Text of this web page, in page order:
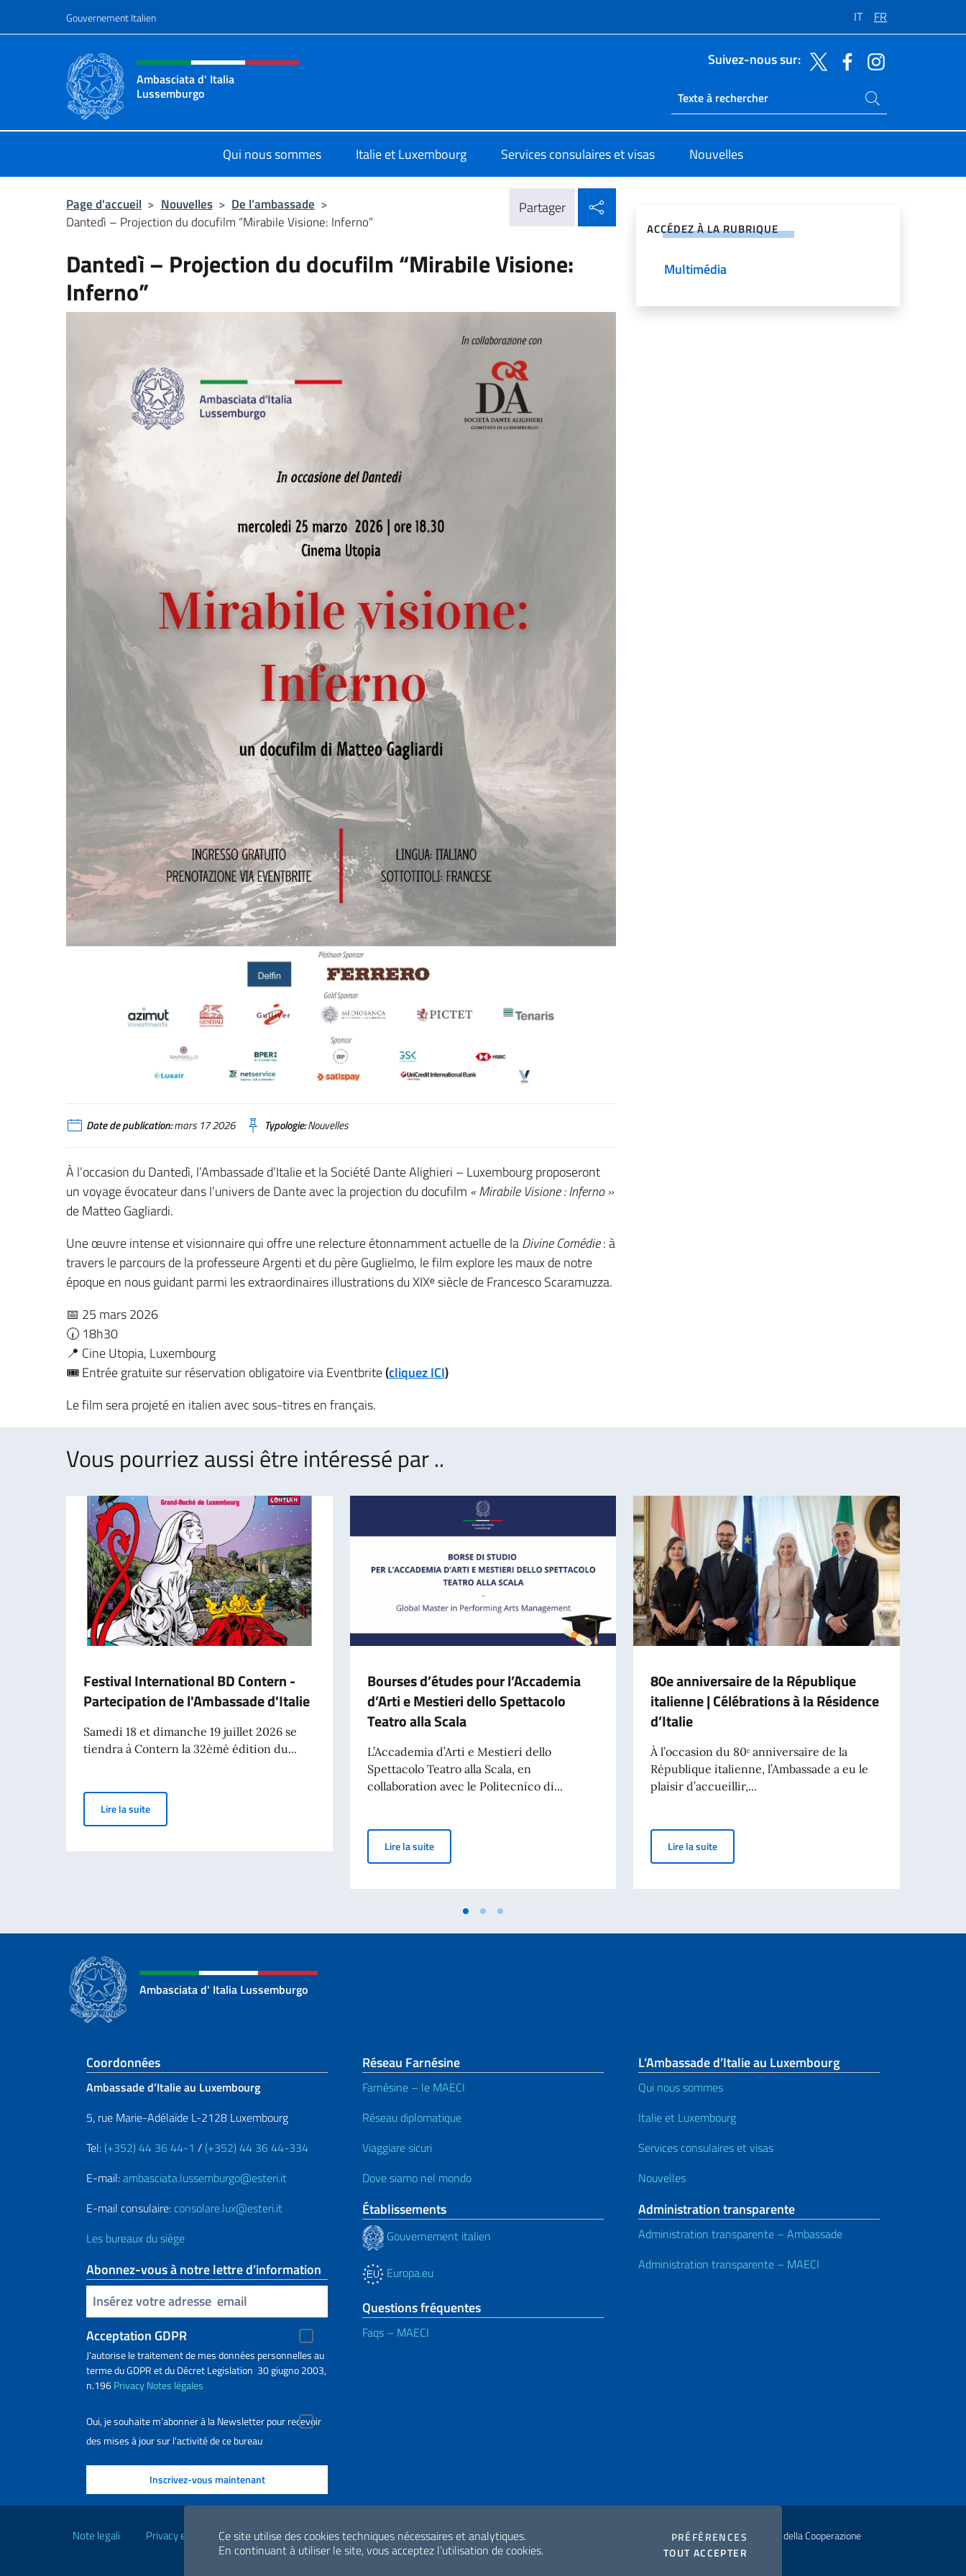
Ce site utilise des cookies techniques nécessaires et analytiques.
En continuant à utiliser le site, vous acceptez l’utilisation de cookies.
PRÉFÉRENCES COOKIES
TOUT ACCEPTER
Gouvernement Italien IT FR
Site Web, social et en-tête de menu
Ambasciata d' Italia
Lussemburgo
Suivez-nous sur:
Ricerca sito live
Rechercher dans le site
Qui nous sommes Italie et Luxembourg Services consulaires et visas Nouvelles
Page d'accueil > Nouvelles > De l’ambassade >
Dantedì – Projection du docufilm “Mirabile Visione: Inferno”
Partager
Dantedì – Projection du docufilm “Mirabile Visione:
Inferno”
Date de publication:mars 17 2026 Typologie:Nouvelles
À l’occasion du Dantedì, l’Ambassade d’Italie et la Société Dante Alighieri – Luxembourg proposeront
un voyage évocateur dans l’univers de Dante avec la projection du docufilm « Mirabile Visione : Inferno »
de Matteo Gagliardi.
Une œuvre intense et visionnaire qui offre une relecture étonnamment actuelle de laDivine Comédie: à
travers le parcours de la professeure Argenti et du père Guglielmo, le film explore les maux de notre
époque en nous guidant parmi les extraordinaires illustrations du XIXᵉ siècle de Francesco Scaramuzza.
📅 25 mars 2026
🕡 18h30
📍 Cine Utopia, Luxembourg
🎟️ Entrée gratuite sur réservation obligatoire via Eventbrite(cliquez ICI)
Le film sera projeté en italien avec sous-titres en français.
ACCÉDEZ À LA RUBRIQUE
Multimédia
Vous pourriez aussi être intéressé par ..
Festival International BD Contern -
Partecipation de l'Ambassade d'Italie
Samedi 18 et dimanche 19 juillet 2026 se
tiendra à Contern la 32èmè édition du...
Lire la suiteFestival International BD Contern - Partecipation de l'Ambassade d'Italie
Bourses d’études pour l’Accademia
d’Arti e Mestieri dello Spettacolo
Teatro alla Scala
L’Accademia d’Arti e Mestieri dello
Spettacolo Teatro alla Scala, en
collaboration avec le Politecnico di...
Lire la suiteBourses d’études pour l’Accademia d’Arti e Mestieri dello Spettacolo Teatro alla Scala
80e anniversaire de la République
italienne | Célébrations à la Résidence
d’Italie
À l’occasion du 80ᵉ anniversaire de la
République italienne, l’Ambassade a eu le
plaisir d’accueillir,...
Lire la suite80e anniversaire de la République italienne | Célébrations
Ambasciata d' Italia Lussemburgo
Section de pied de page
Coordonnées
Ambassade d’Italie au Luxembourg
5, rue Marie-Adélaïde L-2128 Luxembourg
Tel: (+352) 44 36 44-1 / (+352) 44 36 44-334
E-mail:ambasciata.lussemburgo@esteri.it
E-mail consulaire: consolare.lux@esteri.it
Les bureaux du siège
Abonnez-vous à notre lettre d’information
Insert your email
Acceptation GDPR
J’autorise le traitement de mes données personnelles au
terme du GDPR et du Décret Legislation 30 giugno 2003,
n.196PrivacyNotes légales
Oui, je souhaite m'abonner à la Newsletter pour recevoir
des mises à jour sur l'activité de ce bureau
Réseau Farnésine
Farnésine – le MAECI
Réseau diplomatique
Viaggiare sicuri
Dove siamo nel mondo
Établissements
Gouvernement italien
Europa.eu
Questions fréquentes
Faqs – MAECI
L’Ambassade d’Italie au Luxembourg
Qui nous sommes
Italie et Luxembourg
Services consulaires et visas
Nouvelles
Administration transparente
Administration transparente – Ambassade
Administration transparente – MAECI
Note legali Privacy e cookie policy Dichiarazione di accessibilità
2026 Droits d'auteur Ministero degli Affari Esteri e della Cooperazione